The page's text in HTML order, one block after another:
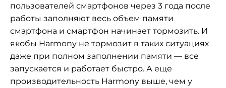
пользователей смартфонов через 3 года после
работы заполняют весь объем памяти
смартфона и смартфон начинает тормозить. И
якобы Harmony не тормозит в таких ситуациях
даже при полном заполнении памяти — все
запускается и работает быстро. А еще
производительность Harmony выше, чем у